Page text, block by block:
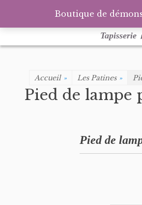
au
Tapisserie
Accueil » Les Patines »
Pied de lampe
Pied de
Boutique de